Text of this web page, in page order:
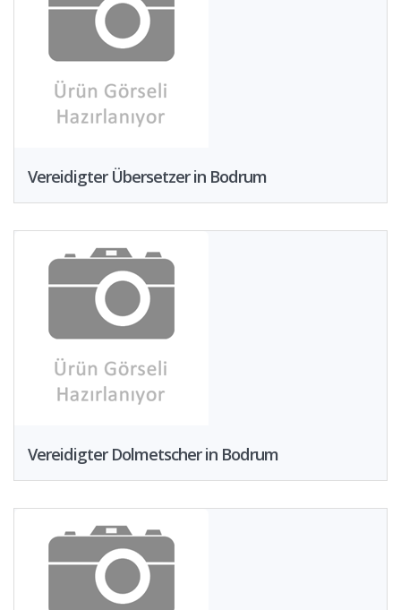
Vereidigter Übersetzer in Bodrum
Vereidigter Dolmetscher in Bodrum